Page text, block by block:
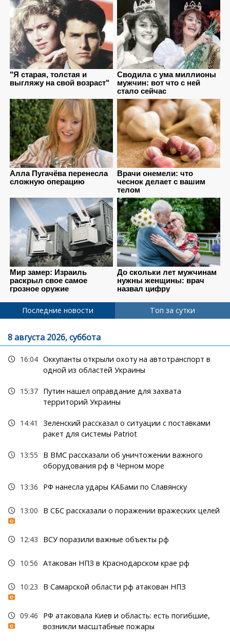
Последние новости Топ за сутки
8 августа 2026, суббота
16:04 Оккупанты открыли охоту на автотранспорт в
одной из областей Украины
15:37 Путин нашел оправдание для захвата
территорий Украины
14:41
Зеленский рассказал о ситуации с поставками
ракет для системы Patriot
13:55
В ВМС рассказали об уничтожении важного
оборудования рф в Черном море
13:36 РФ нанесла удары КАБами по Славянску
13:00 В СБС рассказали о поражении вражеских целей
12:43 ВСУ поразили важные объекты рф
10:56 Атакован НПЗ в Краснодарском крае рф
10:23 В Самарской области рф атакован НПЗ
09:46
РФ атаковала Киев и область: есть погибшие,
возникли масштабные пожары